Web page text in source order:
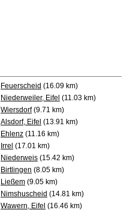
Feuerscheid (16.09 km)
Niederweiler, Eifel (11.03 km)
Wiersdorf(9.71 km)
Alsdorf, Eifel (13.91 km)
Ehlenz (11.16 km)
Irrel (17.01 km)
Niederweis (15.42 km)
Birtlingen (8.05 km)
Ließem (9.05 km)
Nimshuscheid (14.81 km)
Wawern, Eifel (16.46 km)